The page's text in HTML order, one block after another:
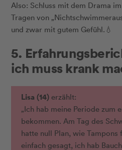
Also: Schluss mit dem Drama
Tragen von
und zwar mit gutem Gefühl.💧
5.
ich muss krank
Lisa (14) erzählt:
„Ich hab meine Periode zum
bekommen. Am Tag des
hatte null Plan, wie Tampons
einfach gesagt, ich hab